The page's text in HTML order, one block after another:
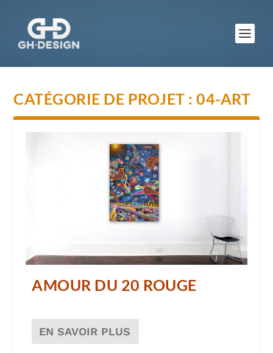
CATÉGORIE DE PROJET :04-ART
AMOUR DU 20 ROUGE
EN SAVOIR PLUS